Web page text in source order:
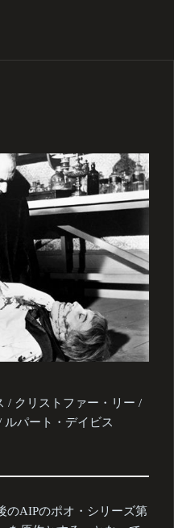
/ クリストファー・リー /
パート・デイビス
のAIPのポオ・シリーズ第